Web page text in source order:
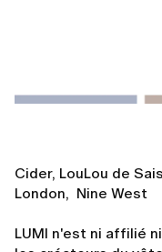
Cider, LouLou de
London, Nine West
LUMI n'est ni affilié